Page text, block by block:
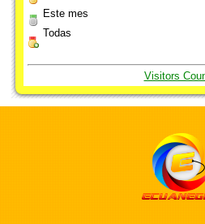
Este mes
Todas
Visitors